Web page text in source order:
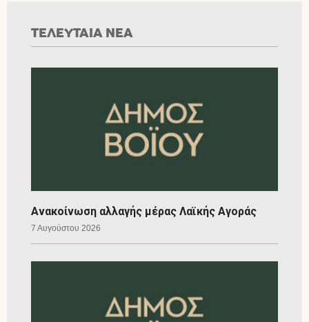
ΤΕΛΕΥΤΑΙΑ ΝΕΑ
Ανακοίνωση αλλαγής μέρας Λαϊκής Αγοράς
7 Αυγούστου 2026